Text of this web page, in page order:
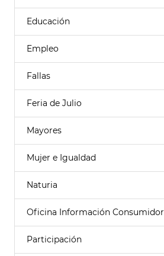
Educación
Empleo
Fallas
Feria de Julio
Mayores
Mujer e Igualdad
Naturia
Oficina Información Consumidor
Participación